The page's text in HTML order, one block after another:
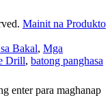
Mainit na Produkto
Bakal, Mga
Drill, batong panghasa
enter para maghanap